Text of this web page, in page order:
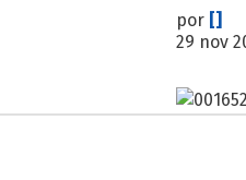
por []
29 nov